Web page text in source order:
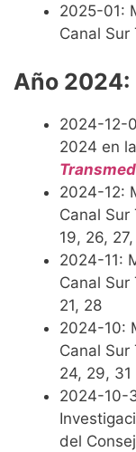
2025-01:
Canal Sur
Año 2024:
2024-12-
2024 en
2024-12:
Canal Sur
19, 26,
2024-11:
Canal Sur
21, 28
2024-10:
Canal Sur
24, 29, 31
2024-10-
del